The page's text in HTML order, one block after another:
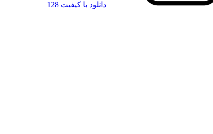
دانلود با کیفیت 128